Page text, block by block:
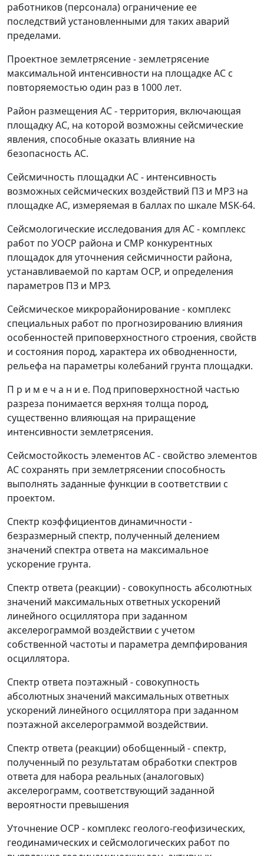
работников (персонала) ограничение ее
последствий установленными для таких аварий
пределами.
Проектное землетрясение- землетрясение
максимальной интенсивности на площадке АС с
повторяемостью один раз в 1000 лет.
Район размещения АС- территория, включающая
площадку АС, на которой возможны сейсмические
явления, способные оказать влияние на
безопасность АС.
Сейсмичность площадки АС- интенсивность
возможных сейсмических воздействий ПЗ и МРЗ на
площадке АС, измеряемая в баллах по шкале MSK-64.
Сейсмологические исследования для АС - комплекс
работ по УОСР района и СМР конкурентных
площадок для уточнения сейсмичности района,
устанавливаемой по картам ОСР, и определения
параметров ПЗ и МРЗ.
Сейсмическое микрорайонирование- комплекс
специальных работ по прогнозированию влияния
особенностей приповерхностного строения, свойств
и состояния пород, характера их обводненности,
рельефа на параметры колебаний грунта площадки.
П р и м е ч а н и е. Под приповерхностной частью
разреза понимается верхняя толща пород,
существенно влияющая на приращение
интенсивности землетрясения.
Сейсмостойкость элементов АС- свойство элементов
АС сохранять при землетрясении способность
выполнять заданные функции в соответствии с
проектом.
Спектр коэффициентов динамичности -
безразмерный спектр, полученный делением
значений спектра ответа на максимальное
ускорение грунта.
Спектр ответа (реакции)- совокупность абсолютных
значений максимальных ответных ускорений
линейного осциллятора при заданном
акселерограммой воздействии с учетом
собственной частоты и параметра демпфирования
осциллятора.
Спектр ответа поэтажный - совокупность
абсолютных значений максимальных ответных
ускорений линейного осциллятора при заданном
поэтажной акселерограммой воздействии.
Спектр ответа (реакции) обобщенный - спектр,
полученный по результатам обработки спектров
ответа для набора реальных (аналоговых)
акселерограмм, соответствующий заданной
вероятности превышения
Уточнение ОСР - комплекс геолого-геофизических,
геодинамических и сейсмологических работ по